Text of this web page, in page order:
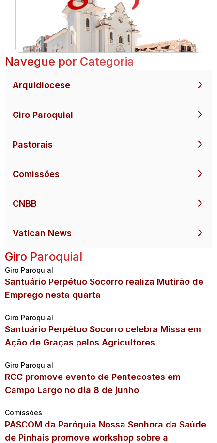
Navegue por Categoria
Arquidiocese
Giro Paroquial
Pastorais
Comissões
CNBB
Vatican News
Giro Paroquial
Giro Paroquial
Santuário Perpétuo Socorro realiza Mutirão de
Emprego nesta quarta
Giro Paroquial
Santuário Perpétuo Socorro celebra Missa em
Ação de Graças pelos Agricultores
Giro Paroquial
RCC promove evento de Pentecostes em
Campo Largo no dia 8 de junho
Comissões
PASCOM da Paróquia Nossa Senhora da Saúde
de Pinhais promove workshop sobre a